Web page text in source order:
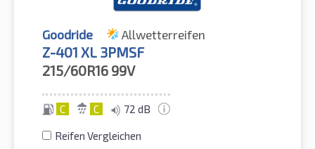
Goodride Allwetterreifen
Z-401 XL 3PMSF
215/60R16 99V
C C 72 dB
Reifen Vergleichen